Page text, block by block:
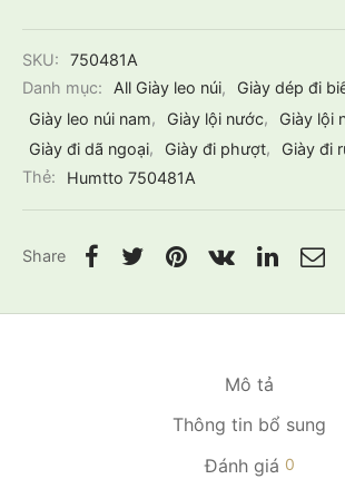
SKU:
750481A
Danh mục:
All Giày leo núi, Giày dép đi
Giày leo núi nam, Giày lội nước, Giày lội
Giày đi dã ngoại, Giày đi phượt, Giày đi
Thẻ:
Humtto 750481A
Share
Mô tả
Thông tin bổ sung
Đánh giá 0